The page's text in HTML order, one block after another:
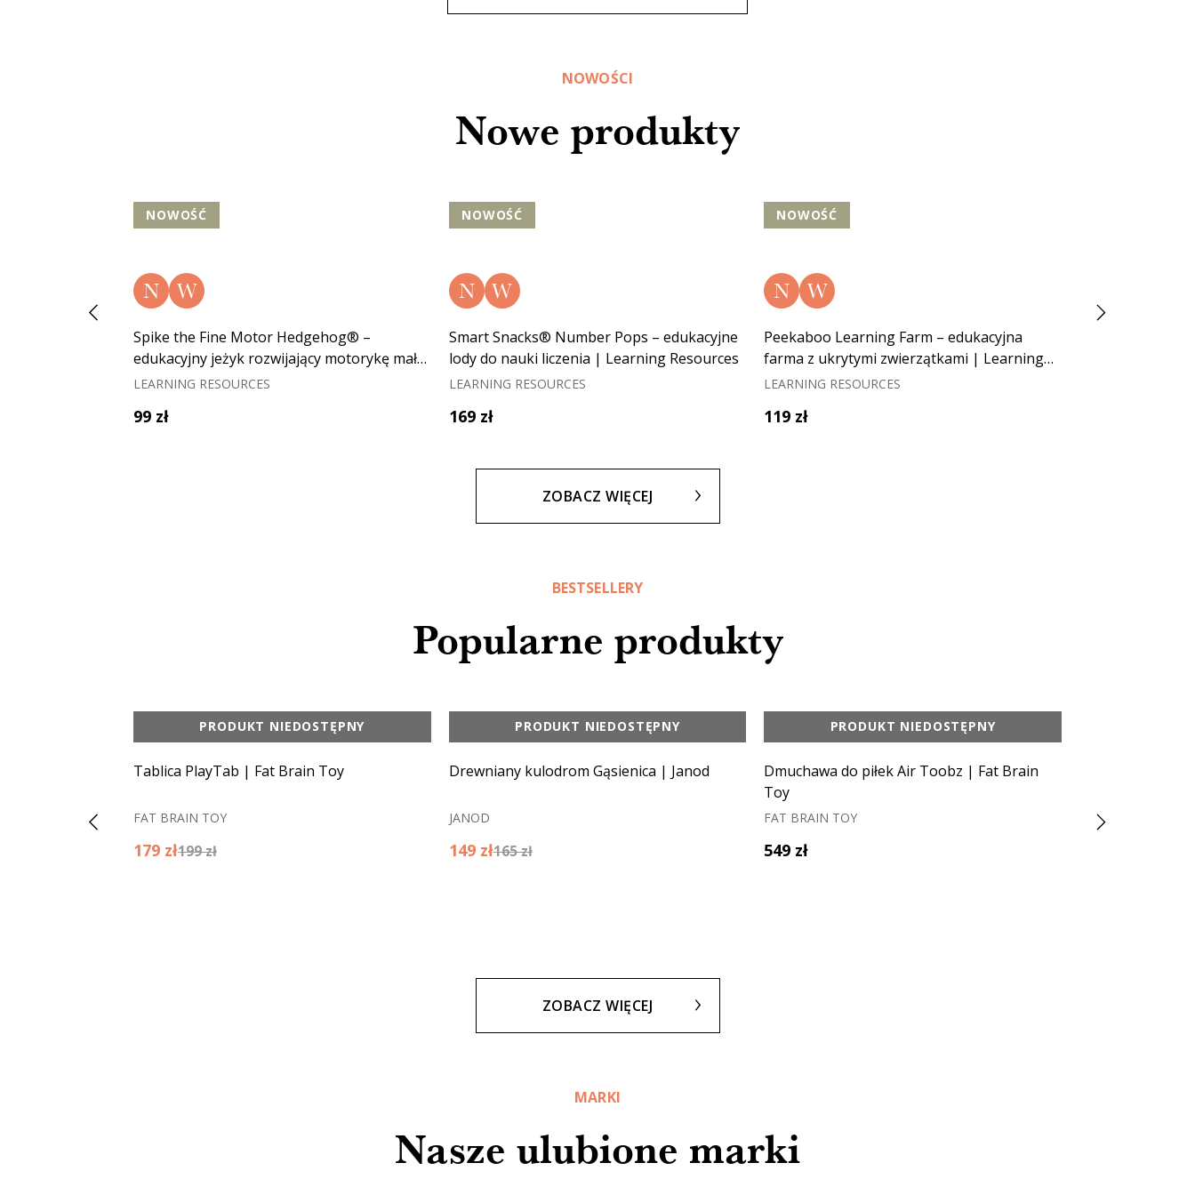
Nowe produkty
NOWOŚCI
ZOBACZ WIĘCEJ
N W
Spike the Fine Motor Hedgehog® –
edukacyjny jeżyk rozwijający motorykę małą
| Learning Resources
LEARNING RESOURCES
99 zł
NOWOŚĆ
N W
Smart Snacks® Number Pops – edukacyjne
lody do nauki liczenia | Learning Resources
LEARNING RESOURCES
169 zł
NOWOŚĆ
N W
Peekaboo Learning Farm – edukacyjna
farma z ukrytymi zwierzątkami | Learning
Resources
LEARNING RESOURCES
119 zł
NOWOŚĆ
Popularne produkty
BESTSELLERY
ZOBACZ WIĘCEJ
Tablica PlayTab | Fat Brain Toy
FAT BRAIN TOY
179 zł199 zł
PRODUKT NIEDOSTĘPNY
Drewniany kulodrom Gąsienica | Janod
JANOD
149 zł165 zł
PRODUKT NIEDOSTĘPNY
Dmuchawa do piłek Air Toobz | Fat Brain
Toy
FAT BRAIN TOY
549 zł
PRODUKT NIEDOSTĘPNY
FAT BRAIN TOY
Nasze ulubione marki
MARKI